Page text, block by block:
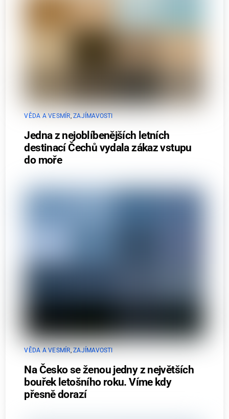
VĚDA A VESMÍR,ZAJÍMAVOSTI
Jedna z nejoblíbenějších letních
destinací Čechů vydala zákaz vstupu
do moře
VĚDA A VESMÍR,ZAJÍMAVOSTI
Na Česko se ženou jedny z největších
bouřek letošního roku. Víme kdy
přesně dorazí